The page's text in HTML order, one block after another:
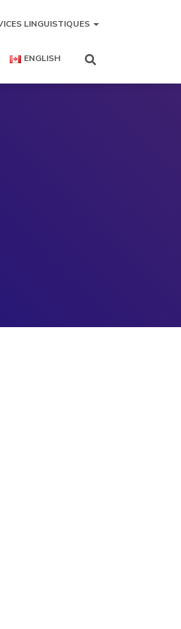
LINGUISTIQUES
ENGLISH